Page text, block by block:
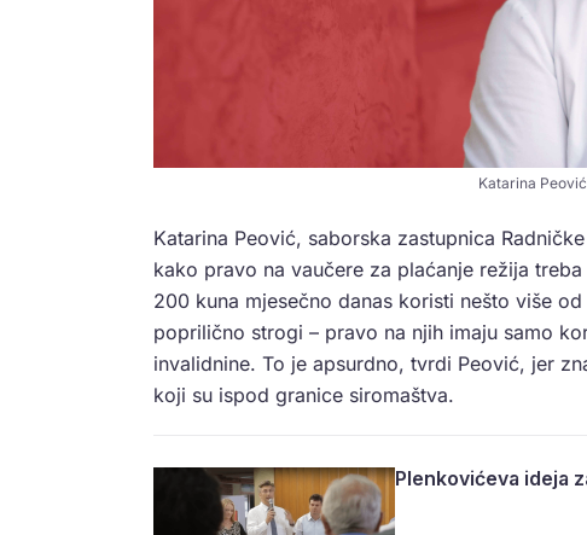
Katarina
Katarina Peović, saborska zastupnica
kako pravo na vaučere za plaćanje režija
200 kuna mjesečno danas koristi nešto više
poprilično strogi – pravo na njih imaju samo
invalidnine. To je apsurdno, tvrdi Peović, jer
koji su ispod granice siromaštva.
Plenkovićeva ideja